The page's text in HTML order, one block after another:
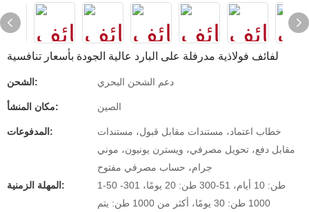
لفائف فولاذية مدرفلة على البارد عالية الجودة بأسعار تنافسية
الشحن: دعم الشحن البحري
مكان المنشأ: الصين
المدفوعات:
خطاب اعتماد، مستندات مقابل قبول، مستندات
مقابل دفع، تحويل مصرفي، ويسترن يونيون، موني
جرام، حساب مصرفي مفتوح
المهلة الزمنية:
1-50 طن: 10 أيام، 51-300 طن: 20 يومًا، 301-
1000 طن: 30 يومًا، أكثر من 1000 طن: يتم